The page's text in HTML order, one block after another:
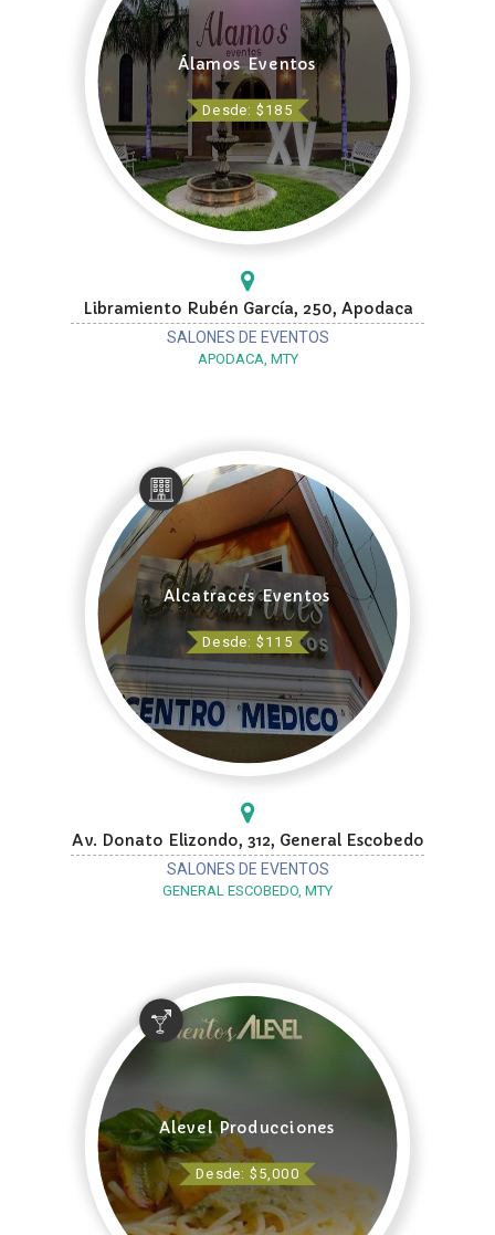
Álamos Eventos
Desde: $185
Libramiento Rubén García, 250, Apodaca
SALONES DE EVENTOS
APODACA, MTY
Alcatraces Eventos
Desde: $115
Av. Donato Elizondo, 312, General Escobedo
SALONES DE EVENTOS
GENERAL ESCOBEDO, MTY
Alevel Producciones
Desde: $5,000